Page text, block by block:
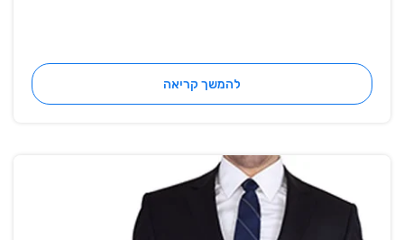
להמשך קריאה